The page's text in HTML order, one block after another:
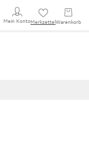
Mein KontoMerkzettel Warenkorb